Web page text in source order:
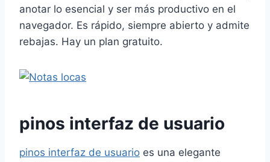
anotar lo esencial y ser más productivo en el
navegador. Es rápido, siempre abierto y admite
rebajas. Hay un plan gratuito.
pinos interfaz de usuario
pinos interfaz de usuario es una elegante